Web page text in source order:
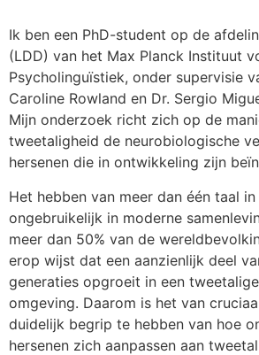
Ik ben een PhD-student op de
(LDD) van het Max Planck Instituut
Psycholinguïstiek, onder supervisie
Caroline Rowland en Dr. Sergio
Mijn onderzoek richt zich op de
tweetaligheid de neurobiologische
hersenen die in ontwikkeling zijn
Het hebben van meer dan één taal
ongebruikelijk in moderne
meer dan 50% van de
erop wijst dat een aanzienlijk deel
generaties opgroeit in een
omgeving. Daarom is het van
duidelijk begrip te hebben van hoe
hersenen zich aanpassen aan